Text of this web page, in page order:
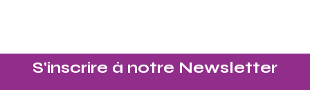
S'inscrire à notre Newsletter​